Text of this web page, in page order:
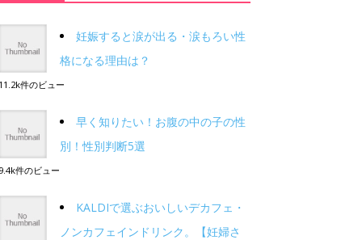
妊娠すると涙が出る・涙もろい性
格になる理由は？
11.2k件のビュー
早く知りたい！お腹の中の子の性
別！性別判断5選
9.4k件のビュー
KALDIで選ぶおいしいデカフェ・
ノンカフェインドリンク。【妊婦さ